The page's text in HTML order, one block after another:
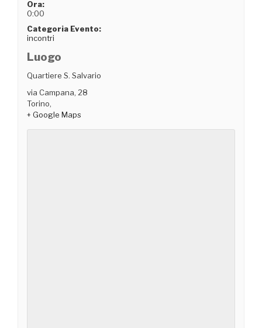
Ora:
0:00
Categoria Evento:
incontri
Luogo
Quartiere S. Salvario
via Campana, 28
Torino,
+ Google Maps